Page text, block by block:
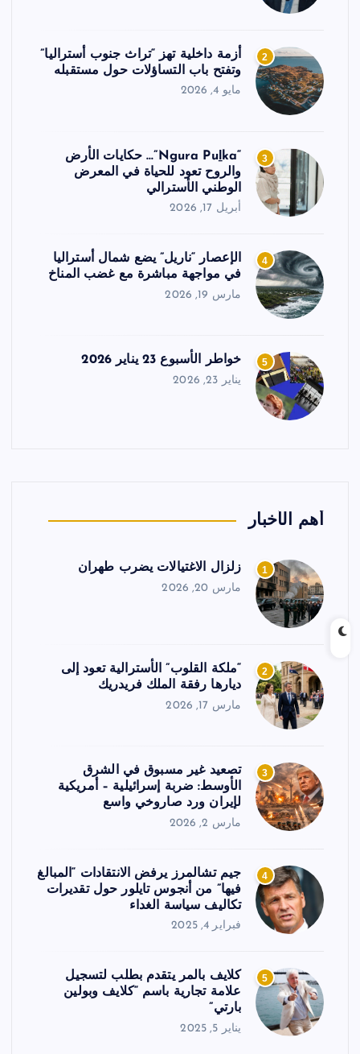
2
أزمة داخلية تهز “تراث جنوب أستراليا”
وتفتح باب التساؤلات حول مستقبله
مايو 4, 2026
3
“Ngura Puḻka”… حكايات الأرض
والروح تعود للحياة في المعرض
الوطني الأسترالي
أبريل 17, 2026
4
الإعصار “ناريل” يضع شمال أستراليا
في مواجهة مباشرة مع غضب المناخ
مارس 19, 2026
5 خواطر الأسبوع 23 يناير 2026
يناير 23, 2026
أهم الأخبار
1 زلزال الاغتيالات يضرب طهران
مارس 20, 2026
2
“ملكة القلوب” الأسترالية تعود إلى
ديارها رفقة الملك فريدريك
مارس 17, 2026
3
تصعيد غير مسبوق في الشرق
الأوسط: ضربة إسرائيلية – أمريكية
لإيران ورد صاروخي واسع
مارس 2, 2026
4
جيم تشالمرز يرفض الانتقادات “المبالغ
فيها” من أنجوس تايلور حول تقديرات
تكاليف سياسة الغداء
فبراير 4, 2025
5
كلايف بالمر يتقدم بطلب لتسجيل
علامة تجارية باسم “كلايف وبولين
بارتي”
يناير 5, 2025